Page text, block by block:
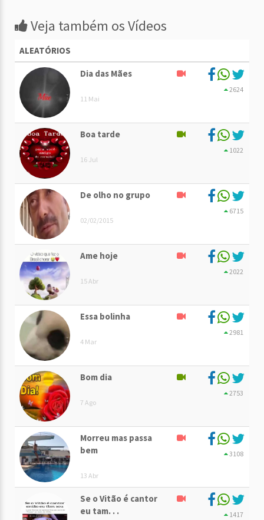
Veja também os Vídeos
ALEATÓRIOS
Dia das Mães
11 Mai
2624
Boa tarde
16 Jul
1022
De olho no grupo
02/02/2015
6715
Ame hoje
15 Abr
2022
Essa bolinha
4 Mar
2981
Bom dia
7 Ago
2753
Morreu mas passa
bem
13 Abr
3108
Se o Vitão é cantor
eu tam. . .
1417